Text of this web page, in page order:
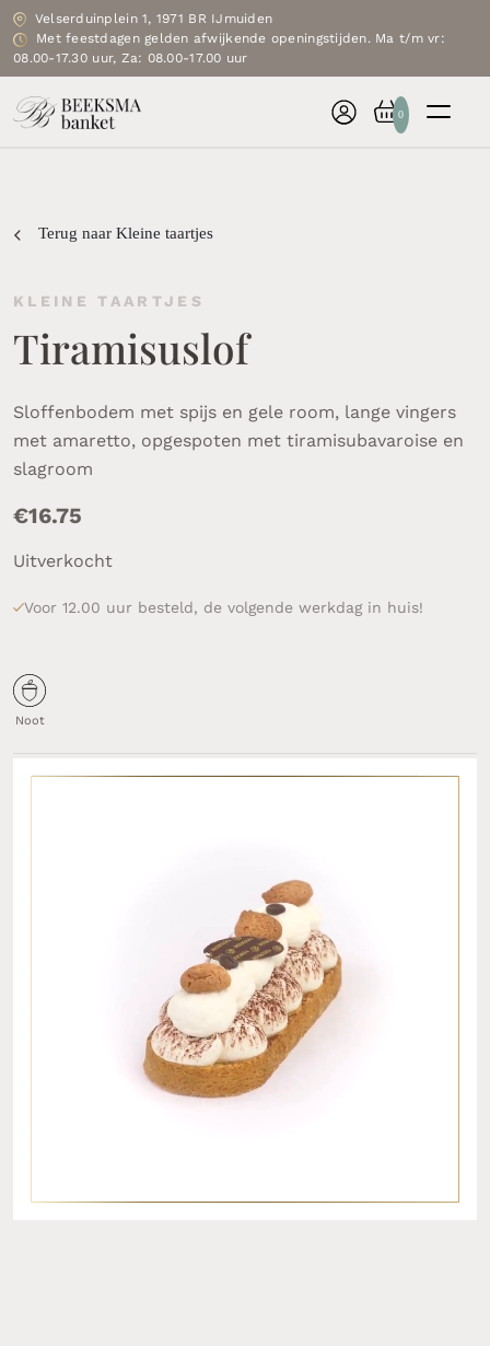
Velserduinplein 1, 1971 BR IJmuiden
Met feestdagen gelden afwijkende openingstijden. Ma t/m vr:
08.00-17.30 uur, Za: 08.00-17.00 uur
0
Terug naar Kleine taartjes
KLEINE TAARTJES
Tiramisuslof
Sloffenbodem met spijs en gele room, lange vingers
met amaretto, opgespoten met tiramisubavaroise en
slagroom
€16.75
Uitverkocht
Voor 12.00 uur besteld, de volgende werkdag in huis!
Noot